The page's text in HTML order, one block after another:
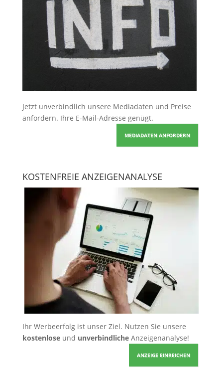
Jetzt unverbindlich unsere Mediadaten und Preise
anfordern. Ihre E-Mail-Adresse genügt.
MEDIADATEN ANFORDERN
KOSTENFREIE ANZEIGENANALYSE
Ihr Werbeerfolg ist unser Ziel. Nutzen Sie unsere
kostenloseund unverbindlicheAnzeigenanalyse!
ANZEIGE EINREICHEN